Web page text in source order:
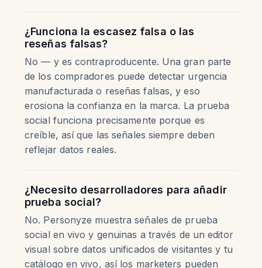
¿Funciona la escasez falsa o las
reseñas falsas?
No — y es contraproducente. Una gran parte
de los compradores puede detectar urgencia
manufacturada o reseñas falsas, y eso
erosiona la confianza en la marca. La prueba
social funciona precisamente porque es
creíble, así que las señales siempre deben
reflejar datos reales.
¿Necesito desarrolladores para añadir
prueba social?
No. Personyze muestra señales de prueba
social en vivo y genuinas a través de un editor
visual sobre datos unificados de visitantes y tu
catálogo en vivo, así los marketers pueden